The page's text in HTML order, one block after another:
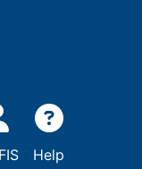
Help